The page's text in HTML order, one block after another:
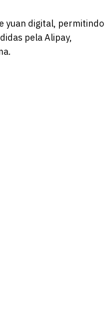
yuan digital, permitindo
pela Alipay,